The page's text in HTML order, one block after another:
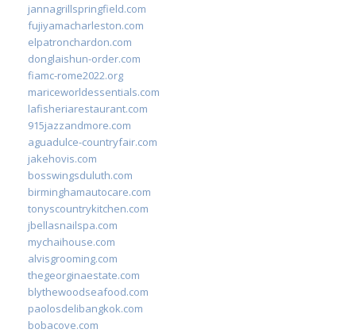
jannagrillspringfield.com
fujiyamacharleston.com
elpatronchardon.com
donglaishun-order.com
fiamc-rome2022.org
mariceworldessentials.com
lafisheriarestaurant.com
915jazzandmore.com
aguadulce-countryfair.com
jakehovis.com
bosswingsduluth.com
birminghamautocare.com
tonyscountrykitchen.com
jbellasnailspa.com
mychaihouse.com
alvisgrooming.com
thegeorginaestate.com
blythewoodseafood.com
paolosdelibangkok.com
bobacove.com